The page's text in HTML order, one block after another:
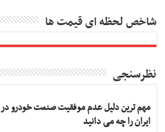
شاخص لحظه ای قیمت ها
نظرسنجی
مهم ترین دلیل عدم موفقیت صنعت خودرو در
ایران را چه می دانید